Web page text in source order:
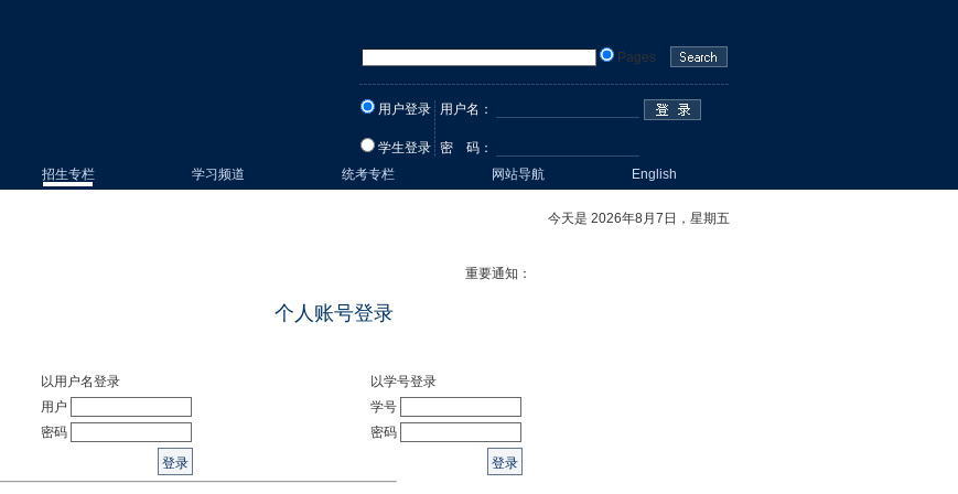
Pages
用户登录 用户名 ：
学生登录 密 码：
招生专栏 学习频道 统考专栏 网站导航 English
今天是 2026年8月7日，星期五
重要通知：
个人账号登录
以用户名登录
用户
密码
以学号登录
学号
密码